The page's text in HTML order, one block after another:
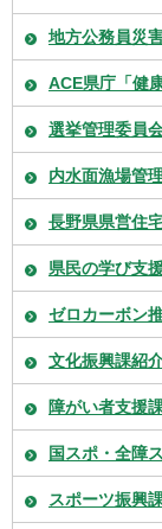
地方公務員災
ACE県庁「健
選挙管理委員
内水面漁場管
長野県県営住
県民の学び支
ゼロカーボン
文化振興課紹
障がい者支援
国スポ・全障
スポーツ振興